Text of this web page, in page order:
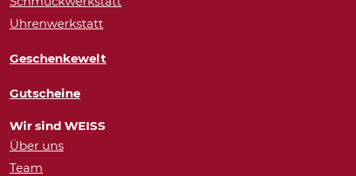
Uhrenwerkstatt
Geschenkewelt
Gutscheine
Wir sind WEISS
Über uns
Team